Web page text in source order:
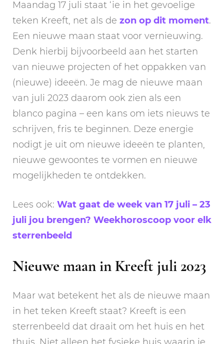
Maandag 17 juli staat ‘ie in het gevoelige
teken Kreeft, net als de zon op dit moment.
Een nieuwe maan staat voor vernieuwing.
Denk hierbij bijvoorbeeld aan het starten
van nieuwe projecten of het oppakken van
(nieuwe) ideeën. Je mag de nieuwe maan
van juli 2023 daarom ook zien als een
blanco pagina – een kans om iets nieuws te
schrijven, fris te beginnen. Deze energie
nodigt je uit om nieuwe ideeën te planten,
nieuwe gewoontes te vormen en nieuwe
mogelijkheden te ontdekken.
Lees ook: Wat gaat de week van 17 juli – 23
juli jou brengen? Weekhoroscoop voor elk
sterrenbeeld
Nieuwe maan in Kreeft juli 2023
Maar wat betekent het als de nieuwe maan
in het teken Kreeft staat? Kreeft is een
sterrenbeeld dat draait om het huis en het
thuis. Niet alleen het fysieke huis waarin je